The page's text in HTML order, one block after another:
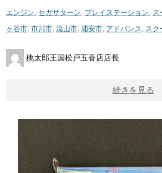
エンジン, セガサターン, プレイステーション, ス
ヶ谷市, 市川市, 流山市, 浦安市, アドバンス, スク
桃太郎王国松戸五香店店長
続きを見る